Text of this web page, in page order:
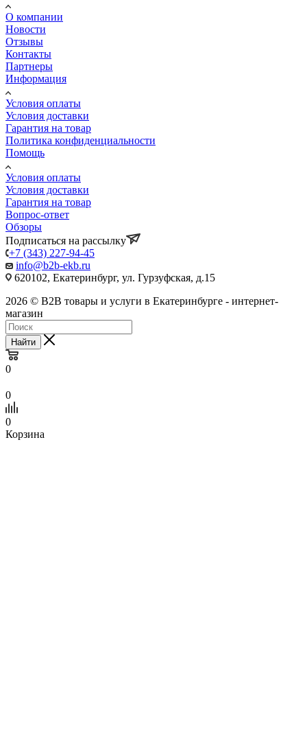
О компании
Новости
Отзывы
Контакты
Партнеры
Информация
Условия оплаты
Условия доставки
Гарантия на товар
Политика конфиденциальности
Помощь
Условия оплаты
Условия доставки
Гарантия на товар
Вопрос-ответ
Обзоры
Подписаться на рассылку
+7 (343) 227-94-45
info@b2b-ekb.ru
620102, Екатеринбург, ул. Гурзуфская, д.15
2026 © B2B товары и услуги в Екатеринбурге - интернет-
магазин
Найти
0
0
0
Корзина